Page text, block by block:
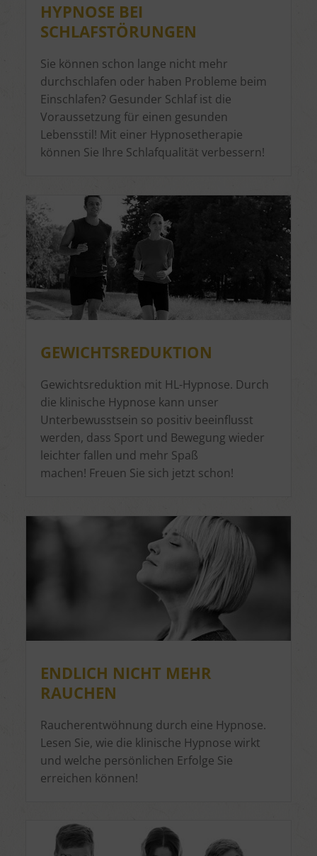
HYPNOSE BEI
SCHLAFSTÖRUNGEN
Sie können schon lange nicht mehr
durchschlafen oder haben Probleme beim
Einschlafen? Gesunder Schlaf ist die
Voraussetzung für einen gesunden
Lebensstil! Mit einer Hypnosetherapie
können Sie Ihre Schlafqualität verbessern!
GEWICHTSREDUKTION
Gewichtsreduktion mit HL-Hypnose. Durch
die klinische Hypnose kann unser
Unterbewusstsein so positiv beeinflusst
werden, dass Sport und Bewegung wieder
leichter fallen und mehr Spaß
machen! Freuen Sie sich jetzt schon!
ENDLICH NICHT MEHR
RAUCHEN
Raucherentwöhnung durch eine Hypnose.
Lesen Sie, wie die klinische Hypnose wirkt
und welche persönlichen Erfolge Sie
erreichen können!